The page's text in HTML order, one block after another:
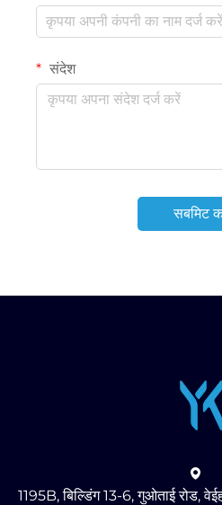
संदेश
सबमिट
1195B, बिल्डिंग 13-6, गुओताई रोड,